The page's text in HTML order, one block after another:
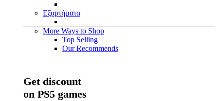
Εξαρτήματα
More Ways to Shop
Top Selling
Our Recommends
Get discount
on PS5 games